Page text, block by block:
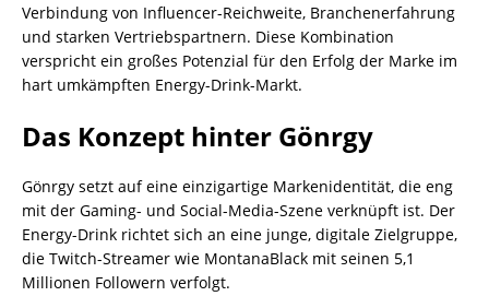
Verbindung von Influencer-Reichweite, Branchenerfahrung
und starken Vertriebspartnern. Diese Kombination
verspricht ein großes Potenzial für den Erfolg der Marke im
hart umkämpften Energy-Drink-Markt.
Das Konzept hinter Gönrgy
Gönrgy setzt auf eine einzigartige Markenidentität, die eng
mit der Gaming- und Social-Media-Szene verknüpft ist. Der
Energy-Drink richtet sich an eine junge, digitale Zielgruppe,
die Twitch-Streamer wie MontanaBlack mit seinen 5,1
Millionen Followern verfolgt.